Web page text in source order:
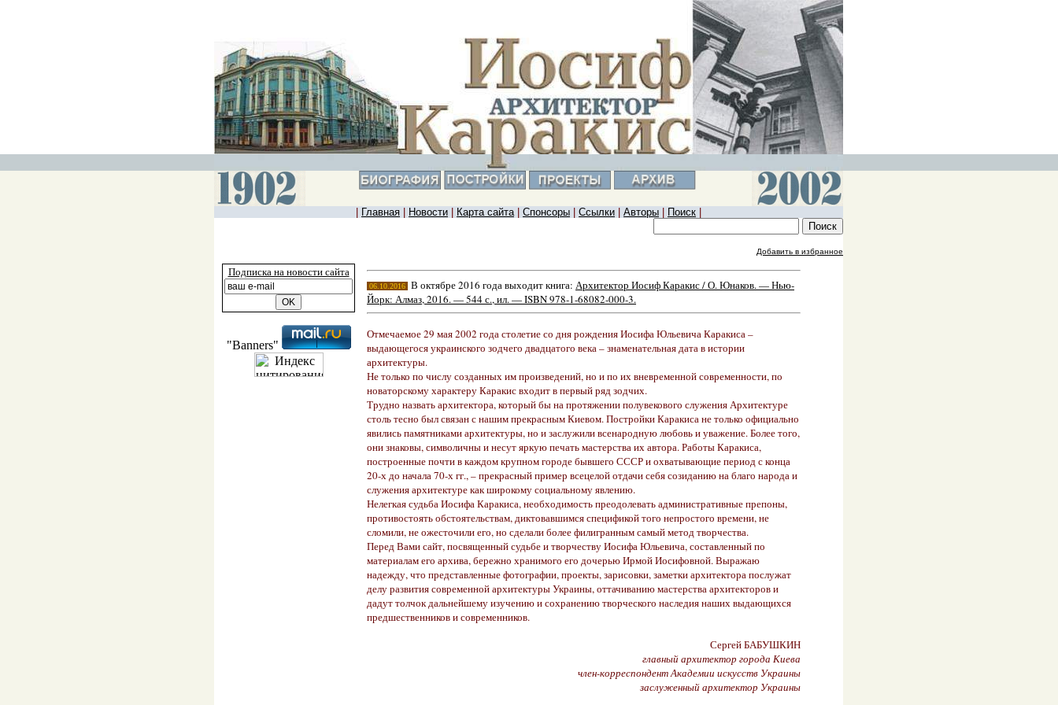
Главная Новости Карта сайта| Спонсоры Ссылки Авторы Поиск
Добавить в избранное
Подписка на новости сайта
"Banners"
06.10.2016 В октябре 2016 года выходит книга: Архитектор Иосиф Каракис / О. Юнаков. — Нью-
Йорк: Алмаз, 2016. — 544 с., ил. — ISBN 978-1-68082-000-3.
Отмечаемое 29 мая 2002 года столетие со дня рождения Иосифа Юльевича Каракиса –
выдающегося украинского зодчего двадцатого века – знаменательная дата в истории
архитектуры.
Не только по числу созданных им произведений, но и по их вневременной современности, по
новаторскому характеру Каракис входит в первый ряд зодчих.
Трудно назвать архитектора, который бы на протяжении полувекового служения Архитектуре
столь тесно был связан с нашим прекрасным Киевом. Постройки Каракиса не только официально
явились памятниками архитектуры, но и заслужили всенародную любовь и уважение. Более того,
они знаковы, символичны и несут яркую печать мастерства их автора. Работы Каракиса,
построенные почти в каждом крупном городе бывшего СССР и охватывающие период с конца
20-х до начала 70-х гг., – прекрасный пример всецелой отдачи себя созиданию на благо народа и
служения архитектуре как широкому социальному явлению.
Нелегкая судьба Иосифа Каракиса, необходимость преодолевать административные препоны,
противостоять обстоятельствам, диктовавшимся спецификой того непростого времени, не
сломили, не ожесточили его, но сделали более филигранным самый метод творчества.
Перед Вами сайт, посвященный судьбе и творчеству Иосифа Юльевича, составленный по
материалам его архива, бережно хранимого его дочерью Ирмой Иосифовной. Выражаю
надежду, что представленные фотографии, проекты, зарисовки, заметки архитектора послужат
делу развития современной архитектуры Украины, оттачиванию мастерства архитекторов и
дадут толчок дальнейшему изучению и сохранению творческого наследия наших выдающихся
предшественников и современников.
Сергей БАБУШКИН
главный архитектор города Киева
член-корреспондент Академии искусств Украины
заслуженный архитектор Украины